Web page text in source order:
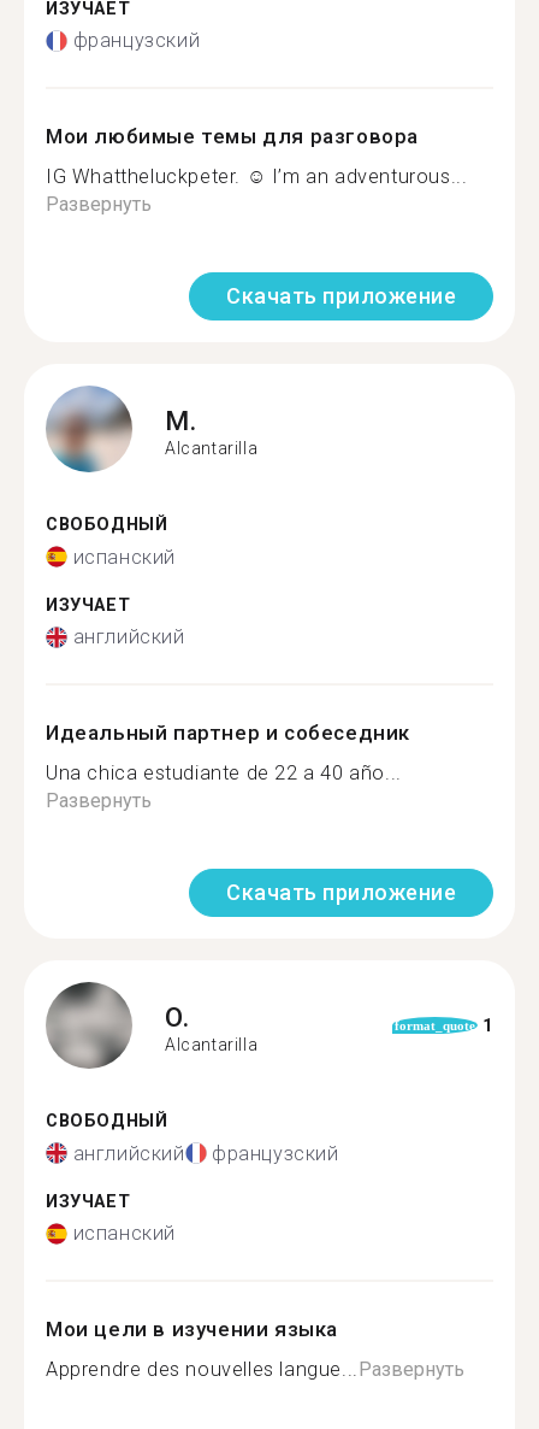
ИЗУЧАЕТ
французский
Мои любимые темы для разговора
IG Whattheluckpeter. ☺️ I’m an adventurous...
Развернуть
Скачать приложение
M.
Alcantarilla
СВОБОДНЫЙ
испанский
ИЗУЧАЕТ
английский
Идеальный партнер и собеседник
Una chica estudiante de 22 a 40 año...
Развернуть
Скачать приложение
O.
Alcantarilla
format_quote 1
СВОБОДНЫЙ
английский французский
ИЗУЧАЕТ
испанский
Мои цели в изучении языка
Apprendre des nouvelles langue...Развернуть